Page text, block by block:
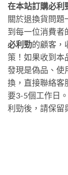
在本站訂購必利
關於退換貨問題
到每一位消費者
必利勁的顧客，
策！如果收到本
發現是偽品、使
換，直接聯絡客
要3-5個工作日
利勁後，請保留